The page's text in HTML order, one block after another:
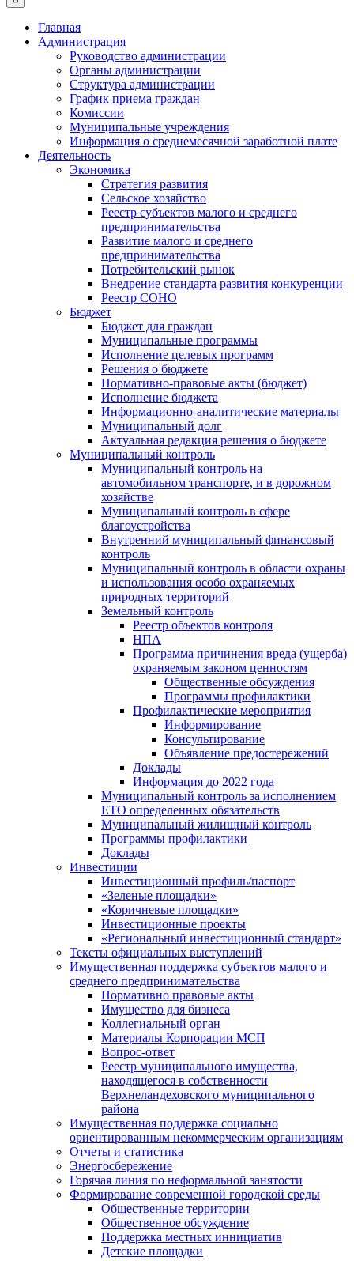
Главная
Администрация
Руководство администрации
Органы администрации
Структура администрации
График приема граждан
Комиссии
Муниципальные учреждения
Информация о среднемесячной заработной плате
Деятельность
Экономика
Стратегия развития
Сельское хозяйство
Реестр субъектов малого и среднего
предпринимательства
Развитие малого и среднего
предпринимательства
Потребительский рынок
Внедрение стандарта развития конкуренции
Реестр СОНО
Бюджет
Бюджет для граждан
Муниципальные программы
Исполнение целевых программ
Решения о бюджете
Нормативно-правовые акты (бюджет)
Исполнение бюджета
Информационно-аналитические материалы
Муниципальный долг
Актуальная редакция решения о бюджете
Муниципальный контроль
Муниципальный контроль на
автомобильном транспорте, и в дорожном
хозяйстве
Муниципальный контроль в сфере
благоустройства
Внутренний муниципальный финансовый
контроль
Муниципальный контроль в области охраны
и использования особо охраняемых
природных территорий
Земельный контроль
Реестр объектов контроля
НПА
Программа причинения вреда (ущерба)
охраняемым законом ценностям
Общественные обсуждения
Программы профилактики
Профилактические мероприятия
Информирование
Консультирование
Объявление предостережений
Доклады
Информация до 2022 года
Муниципальный контроль за исполнением
ЕТО определенных обязательств
Муниципальный жилищный контроль
Программы профилактики
Доклады
Инвестиции
Инвестиционный профиль/паспорт
«Зеленые площадки»
«Коричневые площадки»
Инвестиционные проекты
«Региональный инвестиционный стандарт»
Тексты официальных выступлений
Имущественная поддержка субъектов малого и
среднего предпринимательства
Нормативно правовые акты
Имущество для бизнеса
Коллегиальный орган
Материалы Корпорации МСП
Вопрос-ответ
Реестр муниципального имущества,
находящегося в собственности
Верхнеландеховского муниципального
района
Имущественная поддержка социально
ориентированным некоммерческим организациям
Отчеты и статистика
Энергосбережение
Горячая линия по неформальной занятости
Формирование современной городской среды
Общественные территории
Общественное обсуждение
Поддержка местных иннициатив
Детские площадки